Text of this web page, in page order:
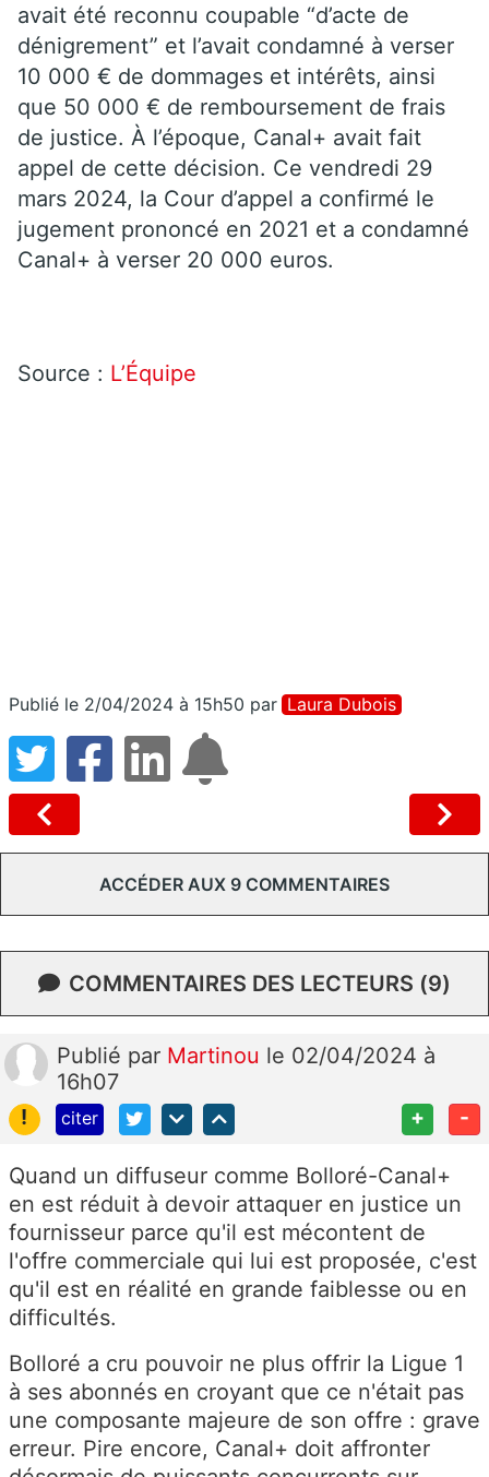
avait été reconnu coupable “d’acte de
dénigrement” et l’avait condamné à verser
10 000 € de dommages et intérêts, ainsi
que 50 000 € de remboursement de frais
de justice. À l’époque, Canal+ avait fait
appel de cette décision. Ce vendredi 29
mars 2024, la Cour d’appel a confirmé le
jugement prononcé en 2021 et a condamné
Canal+ à verser 20 000 euros.
Source : L’Équipe
Publié le 2/04/2024 à 15h50 par Laura Dubois
ACCÉDER AUX 9 COMMENTAIRES
COMMENTAIRES DES LECTEURS (9)
Publié par Martinou le 02/04/2024 à
16h07
!
citer + -
Quand un diffuseur comme Bolloré-Canal+
en est réduit à devoir attaquer en justice un
fournisseur parce qu'il est mécontent de
l'offre commerciale qui lui est proposée, c'est
qu'il est en réalité en grande faiblesse ou en
difficultés.
Bolloré a cru pouvoir ne plus offrir la Ligue 1
à ses abonnés en croyant que ce n'était pas
une composante majeure de son offre : grave
erreur. Pire encore, Canal+ doit affronter